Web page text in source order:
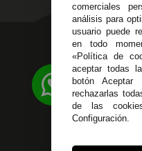
955 44
comerciales
análisis para
usuario puede
en todo
«Política de
aceptar todas
botón
rechazarlas
de las
Configuración.